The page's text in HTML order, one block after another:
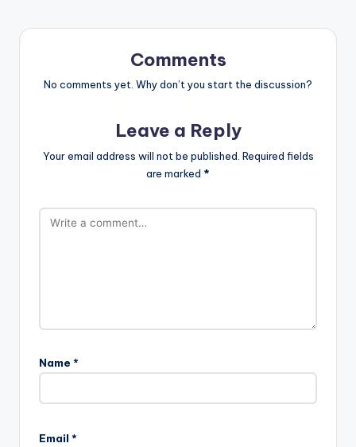
Comments
No comments yet. Why don’t you start the discussion?
Leave a Reply
Your email address will not be published. Required fields
are marked *
Name *
Email *